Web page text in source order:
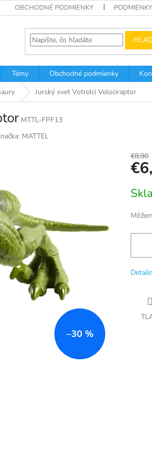
OBCHODNÉ PODMIENKY
Témy Obchodné podmienky
Jurský svet Votrelci Velociraptor
MTTL-FPF13
MATTEL
–30 %
€8,90
cena: